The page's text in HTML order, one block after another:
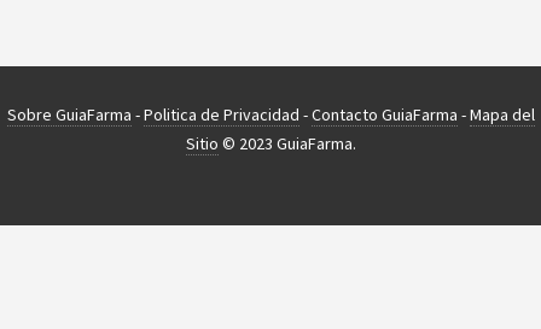
Sobre GuiaFarma -Politica de Privacidad -Contacto GuiaFarma -Mapa del
Sitio © 2023 GuiaFarma.